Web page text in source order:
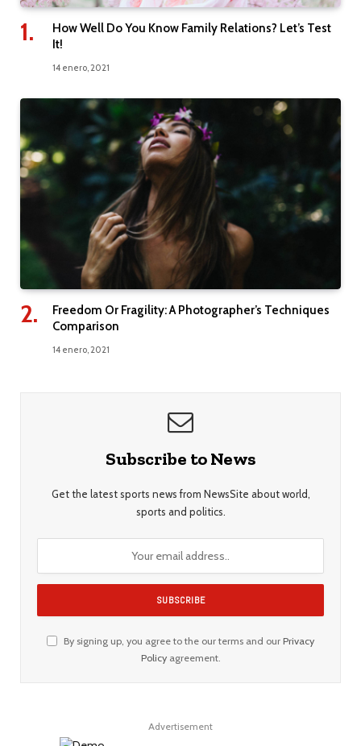
How Well Do You Know Family Relations? Let’s Test
It!
14 enero, 2021
Freedom Or Fragility: A Photographer’s Techniques
Comparison
14 enero, 2021
Subscribe to News
Get the latest sports news from NewsSite about world,
sports and politics.
By signing up, you agree to the our terms and our Privacy
Policyagreement.
Advertisement